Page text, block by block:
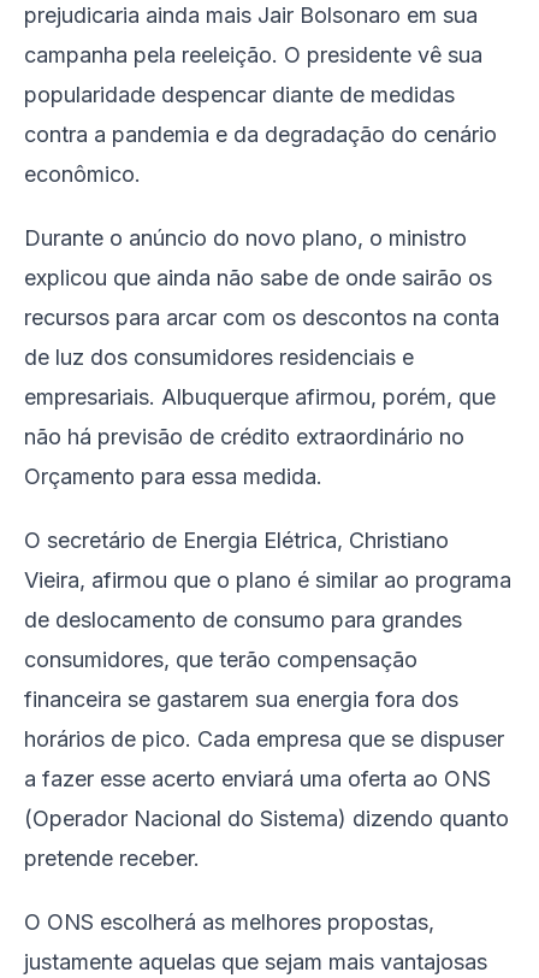
prejudicaria ainda mais Jair Bolsonaro em sua
campanha pela reeleição. O presidente vê sua
popularidade despencar diante de medidas
contra a pandemia e da degradação do cenário
econômico.
Durante o anúncio do novo plano, o ministro
explicou que ainda não sabe de onde sairão os
recursos para arcar com os descontos na conta
de luz dos consumidores residenciais e
empresariais. Albuquerque afirmou, porém, que
não há previsão de crédito extraordinário no
Orçamento para essa medida.
O secretário de Energia Elétrica, Christiano
Vieira, afirmou que o plano é similar ao programa
de deslocamento de consumo para grandes
consumidores, que terão compensação
financeira se gastarem sua energia fora dos
horários de pico. Cada empresa que se dispuser
a fazer esse acerto enviará uma oferta ao ONS
(Operador Nacional do Sistema) dizendo quanto
pretende receber.
O ONS escolherá as melhores propostas,
justamente aquelas que sejam mais vantajosas